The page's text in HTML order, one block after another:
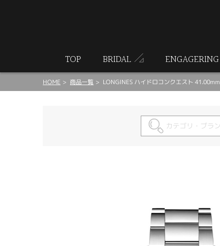
TOP BRIDAL ENGAGERING
HOME 商品一覧 LONGINES ハイドロコンクエスト